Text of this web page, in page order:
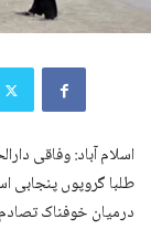
اسلام آباد: وفاقی
طلبا گروپوں
درمیان خوفناک تصادم میں 25 طلبا